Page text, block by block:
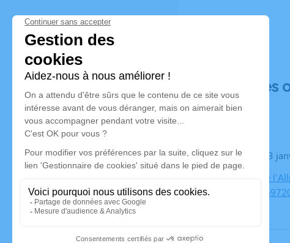
Déroulé des
Le mardi 13
Paroisse de
Chassieu,